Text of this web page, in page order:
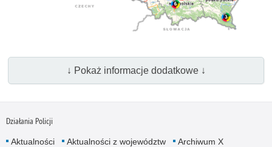
↓ Pokaż informacje dodatkowe ↓
Działania Policji
Aktualności Aktualności z województw
Archiwum X